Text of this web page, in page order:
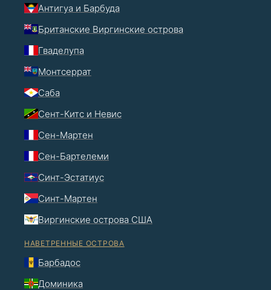
Антигуа и Барбуда
Британские Виргинские острова
Гваделупа
Монтсеррат
Саба
Сент-Китс и Невис
Сен-Мартен
Сен-Бартелеми
Синт-Эстатиус
Синт-Мартен
Виргинские острова США
НАВЕТРЕННЫЕ ОСТРОВА
Барбадос
Доминика